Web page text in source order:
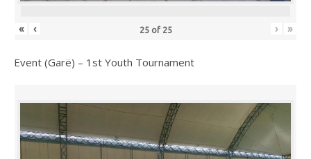
« ‹ 25of 25 › »
Event (Garë) – 1st Youth Tournament